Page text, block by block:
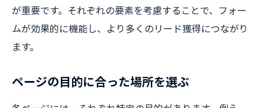
が重要です。それぞれの要素を考慮することで、フォー
ムが効果的に機能し、より多くのリード獲得につながり
ます。
ページの目的に合った場所を選ぶ